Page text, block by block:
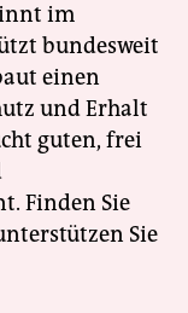
im
bundesweit
einen
und Erhalt
guten, frei
Finden Sie
Sie